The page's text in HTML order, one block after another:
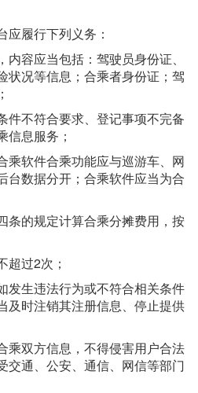
履行下列义务：
容应当包括：驾驶员身份证、
状况等信息；合乘者身份证；驾
不符合要求、登记事项不完备
信息服务；
软件合乘功能应与巡游车、网
台数据分开；合乘软件应当为合
的规定计算合乘分摊费用，按
过2次；
生违法行为或不符合相关条件
及时注销其注册信息、停止提供
双方信息，不得侵害用户合法
交通、公安、通信、网信等部门